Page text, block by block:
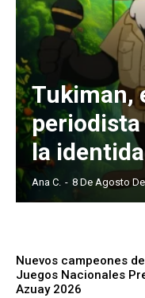
Tukiman,
periodista
la
Ana C. - 8 De Agosto
Nuevos campeones
Juegos Nacionales
Azuay 2026